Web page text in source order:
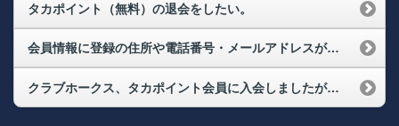
タカポイント（無料）の退会をしたい。
会員情報に登録の住所や電話番号・メールアドレスが変わりました。変更手続きはどうすればよいでしょうか？（メールアドレス変更）
クラブホークス、タカポイント会員に入会しましたが、会員マイページにログインできません。